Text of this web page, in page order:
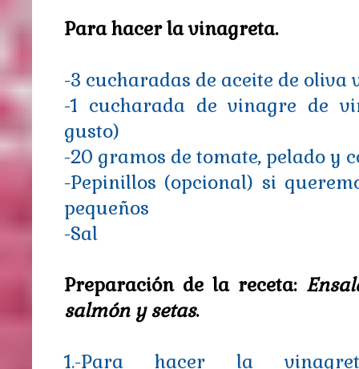
Para hacer la vinagreta.
-3 cucharadas de aceite de
-1 cucharada de vinagre de
gusto)
-20 gramos de tomate, pelado y
-Pepinillos (opcional) si
pequeños
-Sal
Preparación de la receta:
salmón y setas.
1.-Para hacer la